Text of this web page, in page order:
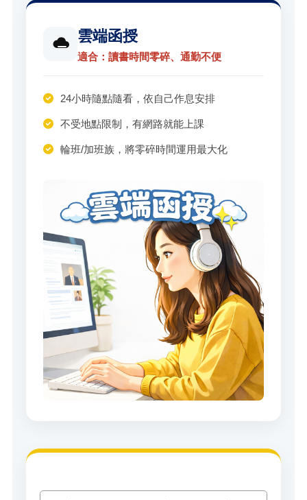
雲端函授
適合：讀書時間零碎、通勤不便
24小時隨點隨看，依自己作息安排
不受地點限制，有網路就能上課
輪班/加班族，將零碎時間運用最大化